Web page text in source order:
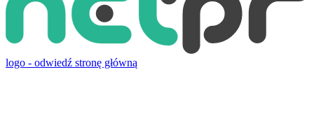
logo - odwiedź stronę główną